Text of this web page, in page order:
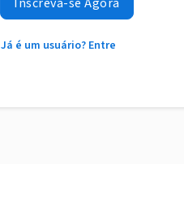
Já é um usuário? Entre